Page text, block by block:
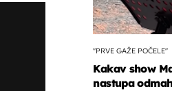
"PRVE GAŽE POČELE"
Kakav show
nastupa